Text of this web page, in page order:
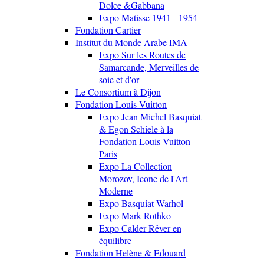
Dolce &Gabbana
Expo Matisse 1941 - 1954
Fondation Cartier
Institut du Monde Arabe IMA
Expo Sur les Routes de
Samarcande, Merveilles de
soie et d'or
Le Consortium à Dijon
Fondation Louis Vuitton
Expo Jean Michel Basquiat
& Egon Schiele à la
Fondation Louis Vuitton
Paris
Expo La Collection
Morozov, Icone de l'Art
Moderne
Expo Basquiat Warhol
Expo Mark Rothko
Expo Calder Rêver en
équilibre
Fondation Helène & Edouard